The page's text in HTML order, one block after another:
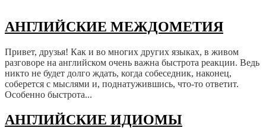
АНГЛИЙСКИЕ МЕЖДОМЕТИЯ
Привет, друзья! Как и во многих других языках, в живом
разговоре на английском очень важна быстрота реакции. Ведь
никто не будет долго ждать, когда собеседник, наконец,
соберется с мыслями и, поднатужившись, что-то ответит.
Особенно быстрота...
АНГЛИЙСКИЕ ИДИОМЫ